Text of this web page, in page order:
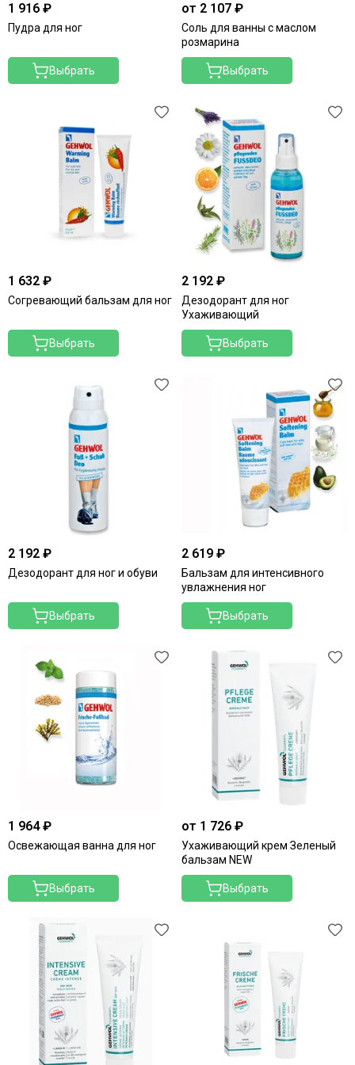
1 916 ₽
Пудра для ног
Выбрать
от 2 107 ₽
Соль для ванны с маслом
розмарина
Выбрать
1 632 ₽
Согревающий бальзам для ног
Выбрать
2 192 ₽
Дезодорант для ног
Ухаживающий
Выбрать
2 192 ₽
Дезодорант для ног и обуви
Выбрать
2 619 ₽
Бальзам для интенсивного
увлажнения ног
Выбрать
1 964 ₽
Освежающая ванна для ног
Выбрать
от 1 726 ₽
Ухаживающий крем Зеленый
бальзам NEW
Выбрать